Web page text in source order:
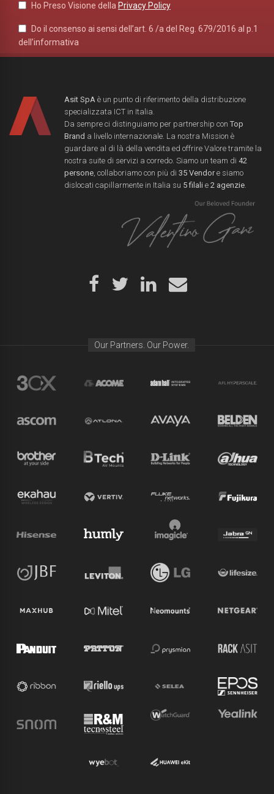
Ho Preso Visione della Privacy Policy
Do il consenso ai sensi dell’art. 6 /a del Reg. 679/2016 al p.1
dell’informativa
Asit SpA è un punto di riferimento della distribuzione
specializzata ICT in Italia.
Da sempre ci distinguiamo per partnership con Top
Brand a livello internazionale. La nostra Mission è
guardare al di là della vendita ed offrire Valore tramite la
nostra suite di servizi a corredo. Siamo un team di 42
persone, collaboriamo con più di 35 Vendore siamo
dislocati capillarmente in Italia su 5 filali e 2 agenzie.